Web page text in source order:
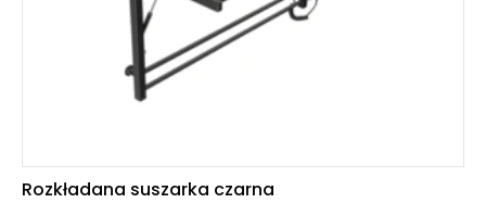
Rozkładana suszarka czarna